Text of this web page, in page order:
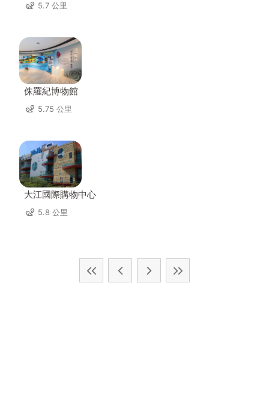
5.7 公里
侏羅紀博物館
5.75 公里
大江國際購物中心
5.8 公里